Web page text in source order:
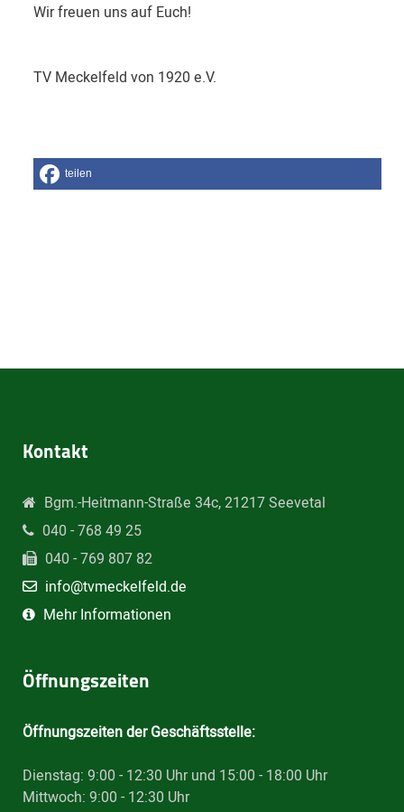
Wir freuen uns auf Euch!
TV Meckelfeld von 1920 e.V.
teilen
Kontakt
Bgm.-Heitmann-Straße 34c, 21217 Seevetal
040 - 768 49 25
040 - 769 807 82
info@tvmeckelfeld.de
Mehr Informationen
Öffnungszeiten
Öffnungszeiten der Geschäftsstelle:
Dienstag: 9:00 - 12:30 Uhr und 15:00 - 18:00 Uhr
Mittwoch: 9:00 - 12:30 Uhr